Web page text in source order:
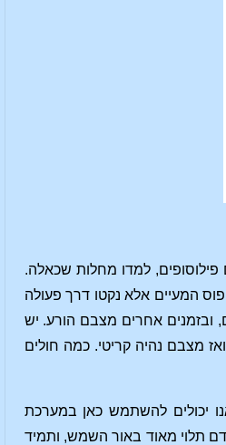
פילוסופים, למדו מחלות שכאלה.
המעיים אלא נקטו דרך פעולה
ובזמנים אחרים מצבם הורע. יש
מצבם נהיה קריטי. כמה חולים
יכולים להשתמש כאן במערכת
תלוי מאוד באור השמש, ותמיד